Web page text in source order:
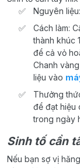
Nguyên
Cách làm:
thành khúc
để cả vỏ
Chanh
liệu vào
Thưởng
để đạt hiệu
trong ngày
Sinh tố cần
Nếu bạn sợ vị